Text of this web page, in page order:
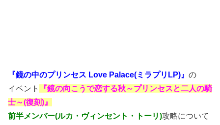
『鏡の中のプリンセス Love Palace(ミラプリLP)』 の
イベント
『鏡の向こうで恋する秋～プリンセスと二人の騎
士～(復刻)』
前半メンバー(ルカ・ヴィンセント・トーリ)攻略について